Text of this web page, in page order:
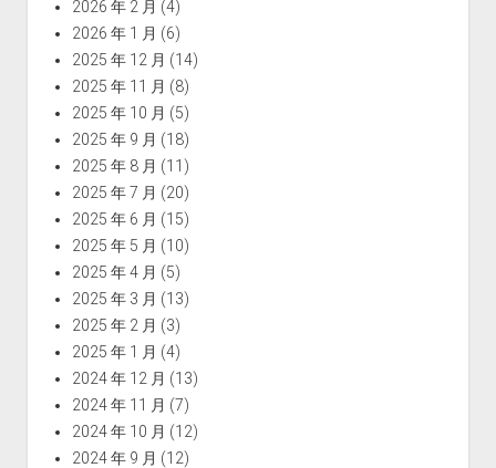
2026 年 2 月 (4)
2026 年 1 月 (6)
2025 年 12 月 (14)
2025 年 11 月 (8)
2025 年 10 月 (5)
2025 年 9 月 (18)
2025 年 8 月 (11)
2025 年 7 月 (20)
2025 年 6 月 (15)
2025 年 5 月 (10)
2025 年 4 月 (5)
2025 年 3 月 (13)
2025 年 2 月 (3)
2025 年 1 月 (4)
2024 年 12 月 (13)
2024 年 11 月 (7)
2024 年 10 月 (12)
2024 年 9 月 (12)